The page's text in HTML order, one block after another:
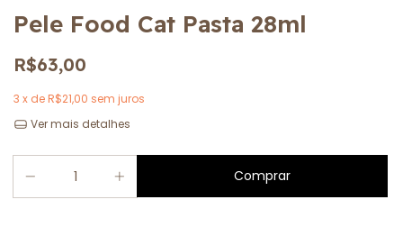
Pele Food Cat Pasta 28ml
R$63,00
3 x deR$21,00 sem juros
Ver mais detalhes